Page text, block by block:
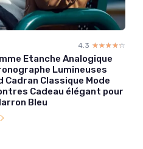
4.3 ☆☆☆☆☆
★★★★★
Etanche Analogique
Lumineuses
Cadran Classique Mode
Cadeau élégant pour
Bleu